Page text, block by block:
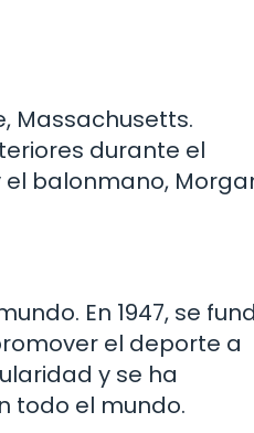
Massachusetts.
durante el
el balonmano,
En 1947, se
el deporte a
y se ha
todo el mundo.